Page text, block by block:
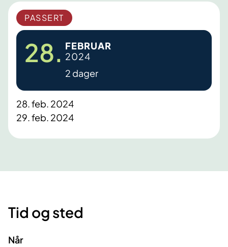
PASSERT
28. FEBRUAR
2024
2 dager
28. feb. 2024
29. feb. 2024
Tid og sted
Når